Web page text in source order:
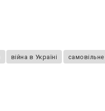
війна в Україні